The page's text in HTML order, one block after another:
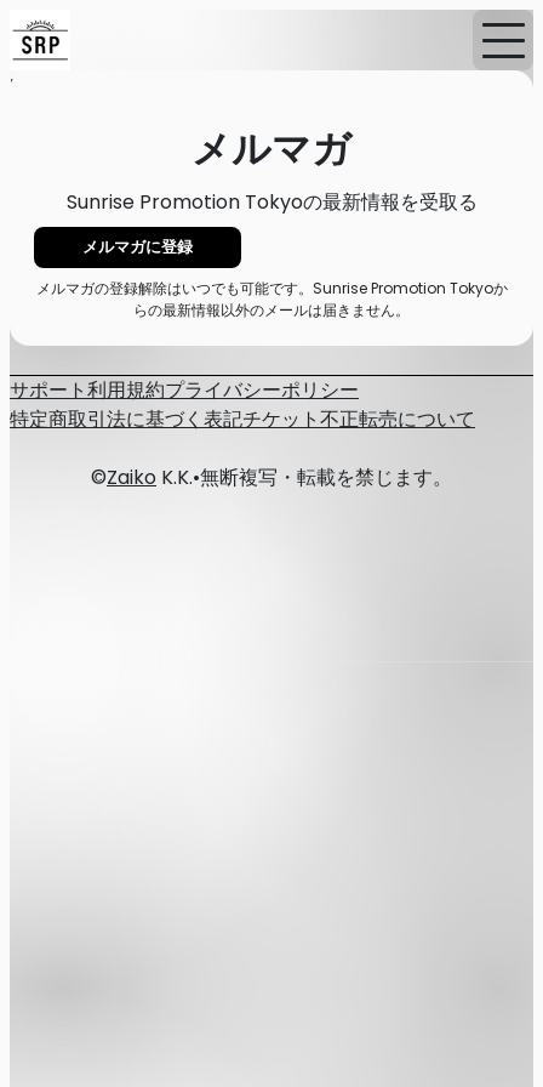
Home
メルマガ
Sunrise Promotion Tokyoの最新情報を受取る
メルマガに登録
メルマガの登録解除はいつでも可能です。Sunrise Promotion Tokyoか
らの最新情報以外のメールは届きません。
サポート利用規約プライバシーポリシー
特定商取引法に基づく表記チケット不正転売について
©Zaiko K.K.•無断複写・転載を禁じます。